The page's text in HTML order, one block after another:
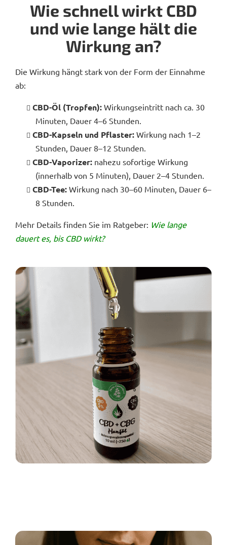
Wie schnell wirkt CBD
und wie lange hält die
Wirkung an?
Die Wirkung hängt stark von der Form der Einnahme
ab:
CBD-Öl (Tropfen): Wirkungseintritt nach ca. 30
Minuten, Dauer 4–6 Stunden.
CBD-Kapseln und Pflaster: Wirkung nach 1–2
Stunden, Dauer 8–12 Stunden.
CBD-Vaporizer: nahezu sofortige Wirkung
(innerhalb von 5 Minuten), Dauer 2–4 Stunden.
CBD-Tee: Wirkung nach 30–60 Minuten, Dauer 6–
8 Stunden.
Mehr Details finden Sie im Ratgeber: Wie lange
dauert es, bis CBD wirkt?